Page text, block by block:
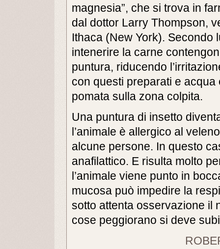
magnesia”, che si trova in
dal dottor Larry Thompson,
Ithaca (New York). Secondo
intenerire la carne
puntura, riducendo
con questi preparati e
pomata sulla zona colpita.
Una puntura di insetto
l’animale è allergico al
alcune persone. In questo
anafilattico. E risulta molto
l’animale viene punto in
mucosa può impedire la
sotto attenta osservazione il
cose peggiorano si deve